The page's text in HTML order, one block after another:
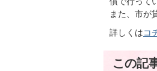
また、市が
詳しくはコ
この記